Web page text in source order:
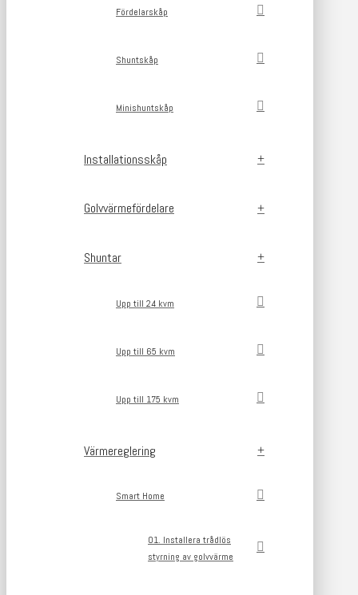
Fördelarskåp
Shuntskåp
Minishuntskåp
Installationsskåp
Golvvärmefördelare
Shuntar
Upp till 24 kvm
Upp till 65 kvm
Upp till 175 kvm
Värmereglering
Smart Home
01. Installera trådlös
styrning av golvvärme